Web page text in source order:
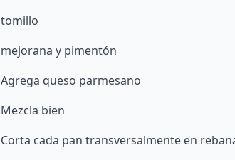
tomillo
mejorana y pimentón
Agrega queso parmesano
Mezcla bien
Corta cada pan transversalmente en